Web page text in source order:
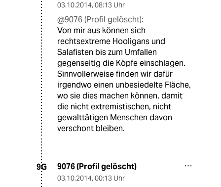
03.10.2014, 08:13 Uhr
@9076 (Profil gelöscht):
Von mir aus können sich
rechtsextreme Hooligans und
Salafisten bis zum Umfallen
gegenseitig die Köpfe einschlagen.
Sinnvollerweise finden wir dafür
irgendwo einen unbesiedelte Fläche,
wo sie dies machen können, damit
die nicht extremistischen, nicht
gewalttätigen Menschen davon
verschont bleiben.
9G 9076 (Profil gelöscht)
03.10.2014, 00:13 Uhr